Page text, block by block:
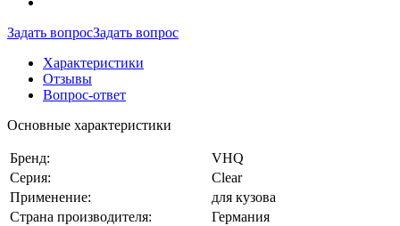
Задать вопросЗадать вопрос
Характеристики
Отзывы
Вопрос-ответ
Основные характеристики
Бренд:
VHQ
Серия:
Clear
Применение:
для кузова
Страна производителя:
Германия